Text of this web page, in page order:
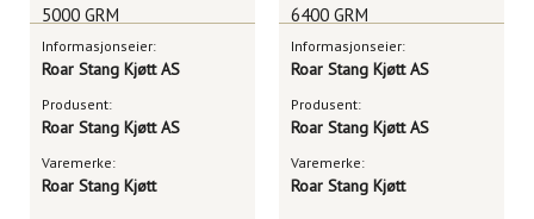
5000 GRM
Informasjonseier:
Roar Stang Kjøtt AS
Produsent:
Roar Stang Kjøtt AS
Varemerke:
Roar Stang Kjøtt
6400 GRM
Informasjonseier:
Roar Stang Kjøtt AS
Produsent:
Roar Stang Kjøtt AS
Varemerke:
Roar Stang Kjøtt